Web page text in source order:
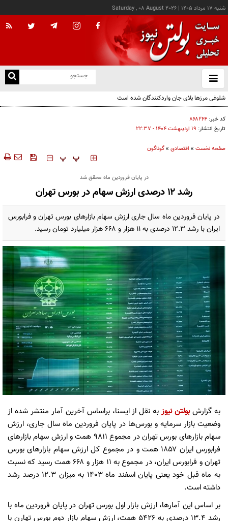
شنبه ۱۷ مرداد ۱۴۰۵ |
Saturday , 08 August 2026
باز
و
شلوغی مرزها بلای جان واردکنندگان شده است
کد خبر: ۸۶۸۲۶۴
تاریخ انتشار: ۱۹ ارديبهشت ۱۴۰۴ - ۲۲:۳۷
صفحه نخست » اقتصادی »گوناگون
‍‍‍ پ پ
در پایان فروردین ماه محقق شد
رشد ۱۲ درصدی ارزش سهام در بورس تهران
در پایان فروردین ماه سال جاری ارزش سهام بازارهای بورس تهران و فرابورس
ایران با رشد ۱۲.۳ درصدی به ۱۱ هزار و ۶۶۸ هزار میلیارد تومان رسید.
به گزارشبولتن نیوزبه نقل از ایسنا، براساس آخرین آمار منتشر شده از
وضعیت بازار سرمایه و بورس‌ها در پایان فروردین ماه سال جاری، ارزش
سهام بازارهای بورس تهران در مجموع ۹۸۱۱ همت و ارزش سهام بازارهای
فرابورس ایران ۱۸۵۷ همت و در مجموع کل ارزش سهام بازارهای بورس
تهران و فرابورس ایران، در مجموع به ۱۱ هزار و ۶۶۸ همت رسید که نسبت
به ماه قبل خود یعنی پایان اسفند ماه ۱۴۰۳ به میزان ۱۲.۳ درصد رشد
داشته است.
بر اساس این آمارها، ارزش بازار اول بورس تهران در پایان فروردین ماه با
رشد ۱۳.۴ درصدی به ۵۴۲۶ همت، ارزش سهام بازار دوم بورس تهارن با